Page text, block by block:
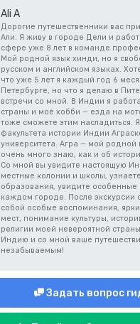
Ali A
Дорогие путешественники вас
Али. Я живу в городе Дели и
сфере уже 8 лет в команде
Мой родной язык хинди, но я
русском и английском языках.
что уже 5 лет я каждый год 6
Петербурге, но что я делаю в
встречи со мной. В Индии я
страны и моё хобби — езда на
тоже сможете этим насладиться.
факультета истории Индии
университета. Агра — мой родной
очень много знаю, как и об
Со мной вы увидите настоящую
местные колонии и школы,
образования, увидите особенные
каждом городе. После экскурсии
собой особые воспоминания,
мест, понимание культуры,
религии моей невероятной
Индию и со мной ваше
незабываемым!
Задать вопрос